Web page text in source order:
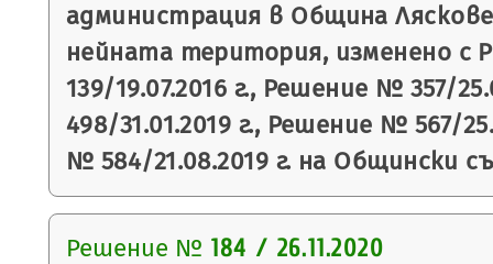
администрация в Община
нейната територия, изменено с
139/19.07.2016 г., Решение № 357/
498/31.01.2019 г., Решение № 567/
№ 584/21.08.2019 г. на Общински
Решение № 184 / 26.11.2020